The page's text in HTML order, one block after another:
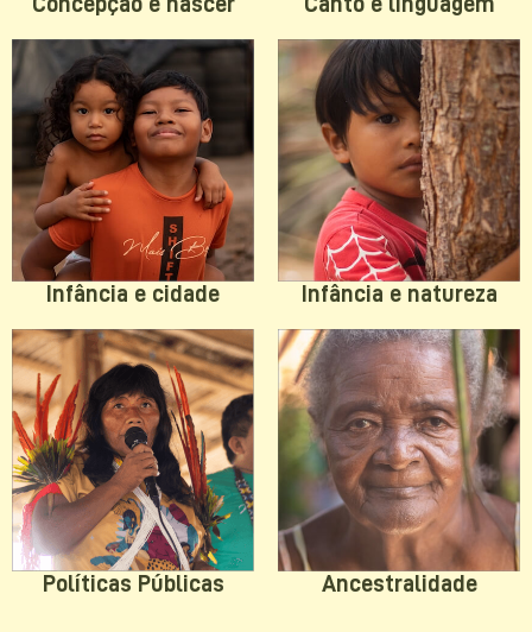
Infância e cidade Infância e natureza
Políticas Públicas Ancestralidade